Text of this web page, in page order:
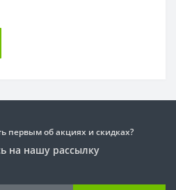
первым об акциях и скидках?
на нашу рассылку